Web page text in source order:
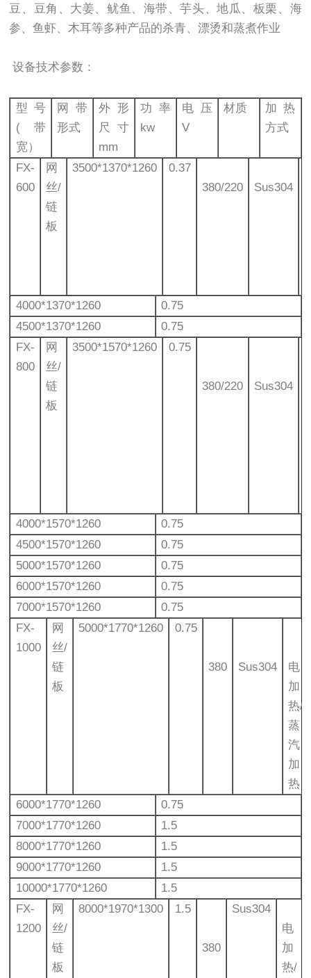
豆、豆角、大姜、鱿鱼、海带、芋头、地瓜、板栗、海
参、鱼虾、木耳等多种产品的杀青、漂烫和蒸煮作业
设备技术参数：
型号
(带
宽）
网带
形式
外形
尺寸
mm
功率
kw
电压
V
材质
加热
方式
FX-
600
网
丝/
链
板
3500*1370*1260
0.37
380/220
Sus304
4000*1370*1260
0.75
4500*1370*1260
0.75
FX-
800
网
丝/
链
板
3500*1570*1260 0.75
380/220 Sus304
4000*1570*1260
0.75
4500*1570*1260
0.75
5000*1570*1260
0.75
6000*1570*1260
0.75
7000*1570*1260
0.75
FX-
1000
网
丝/
链
板
5000*1770*1260 0.75
380 Sus304
电
加
热/
蒸
汽
加
热
6000*1770*1260
0.75
7000*1770*1260
1.5
8000*1770*1260
1.5
9000*1770*1260
1.5
10000*1770*1260
1.5
FX-
1200
网
丝/
链
板
8000*1970*1300 1.5
380
Sus304
电
加
热/